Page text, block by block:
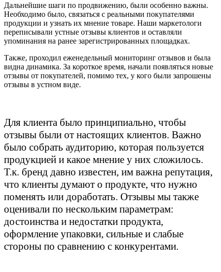
Дальнейшие шаги по продвижению, были особенно важны.
Необходимо было, связаться с реальными покупателями
продукции и узнать их мнение товаре. Наши маркетологи
переписывали устные отзывы клиентов и оставляли
упоминания на ранее зарегистрированных площадках.
Также, проходил еженедельный мониторинг отзывов и была
видна динамика. За короткое время, начали появляться новые
отзывы от покупателей, помимо тех, у кого были запрошены
отзывы в устном виде.
Для клиента было принципиально, чтобы
отзывы были от настоящих клиентов. Важно
было собрать аудиторию, которая пользуется
продукцией и какое мнение у них сложилось.
Т.к. бренд давно известен, им важна репутация,
что клиенты думают о продукте, что нужно
поменять или доработать. Отзывы мы также
оценивали по нескольким параметрам:
достоинства и недостатки продукта,
оформление упаковки, сильные и слабые
стороны по сравнению с конкурентами.